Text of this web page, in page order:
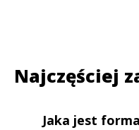
Najczęściej
Jaka jest